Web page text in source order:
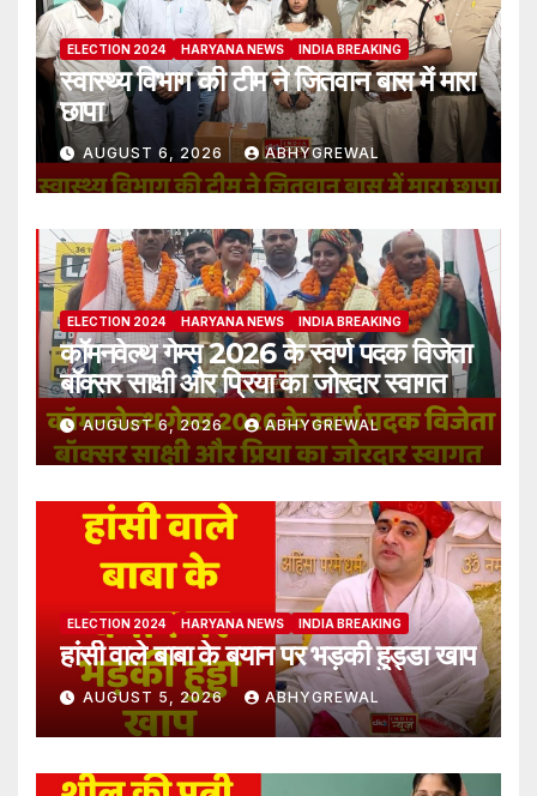
ELECTION 2024 HARYANA NEWS INDIA BREAKING
स्वास्थ्य विभाग की टीम ने जितवान बास में मारा
छापा
AUGUST 6, 2026 ABHYGREWAL
ELECTION 2024 HARYANA NEWS INDIA BREAKING
कॉमनवेल्थ गेम्स 2026 के स्वर्ण पदक विजेता
बॉक्सर साक्षी और प्रिया का जोरदार स्वागत
AUGUST 6, 2026 ABHYGREWAL
ELECTION 2024 HARYANA NEWS INDIA BREAKING
हांसी वाले बाबा के बयान पर भड़की हुड्डा खाप
AUGUST 5, 2026 ABHYGREWAL